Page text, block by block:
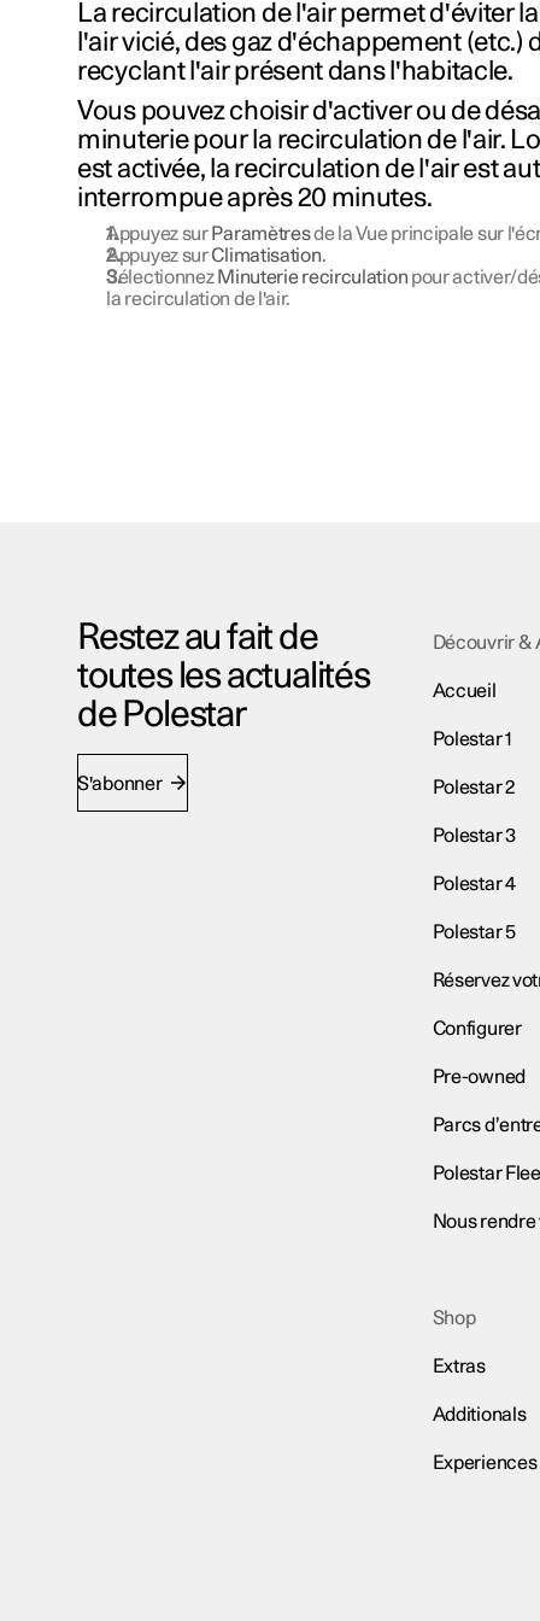
La recirculation de l'air permet d'éviter
l'air vicié, des gaz d'échappement (etc.)
recyclant l'air présent dans l'habitacle.
Vous pouvez choisir d'activer ou de
minuterie pour la recirculation de l'air.
est activée, la recirculation de l'air est
interrompue après 20 minutes.
Appuyez sur Paramètresde la Vue principale sur
Appuyez surClimatisation.
Sélectionnez Minuterie recirculation pour activer/
la recirculation de l'air.
Restez au fait de
toutes les actualités
de Polestar
S'abonner
Découvrir &
Accueil
Polestar 1
Polestar 2
Polestar 3
Polestar 4
Polestar 5
Réservez
Configurer
Pre-owned
Parcs
Polestar
Nous rendre
Shop
Extras
Additionals
Experiences